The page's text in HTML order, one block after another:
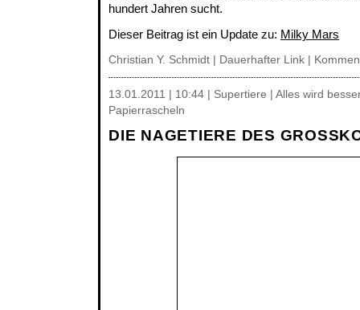
hundert Jahren sucht.
Dieser Beitrag ist ein Update zu: Milky Mars
Christian Y. Schmidt | Dauerhafter Link
13.01.2011 | 10:44 | Supertiere | Alles wird
Papierrascheln
DIE NAGETIERE DES